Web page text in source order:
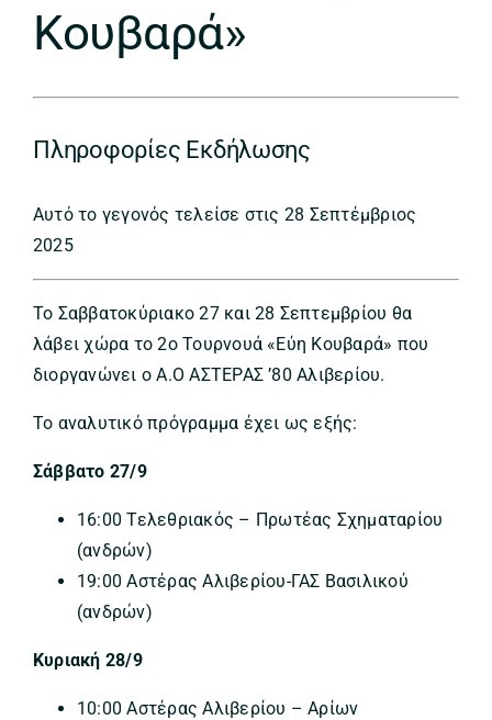
Κουβαρά»
Πληροφορίες Εκδήλωσης
Αυτό το γεγονός τελείσε στις 28 Σεπτέμβριος
2025
Το Σαββατοκύριακο 27 και 28 Σεπτεμβρίου θα
λάβει χώρα το 2ο Τουρνουά «Εύη Κουβαρά» που
διοργανώνει ο Α.Ο ΑΣΤΕΡΑΣ ’80 Αλιβερίου.
Το αναλυτικό πρόγραμμα έχει ως εξής:
Σάββατο 27/9
16:00 Τελεθριακός – Πρωτέας Σχηματαρίου
(ανδρών)
19:00 Αστέρας Αλιβερίου-ΓΑΣ Βασιλικού
(ανδρών)
Κυριακή 28/9
10:00 Αστέρας Αλιβερίου – Αρίων